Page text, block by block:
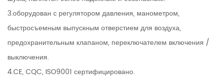
3.оборудован с регулятором давления, манометром,
быстросъемным выпускным отверстием для воздуха,
предохранительным клапаном, переключателем включения /
выключения.
4.CE, CQC, ISO9001 сертифицировано.